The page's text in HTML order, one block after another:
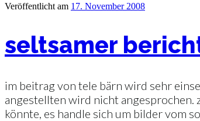
Veröffentlicht am 17. November 2008
seltsamer
im beitrag von tele bärn wird sehr
angestellten wird nicht
könnte, es handle sich um bilder vom